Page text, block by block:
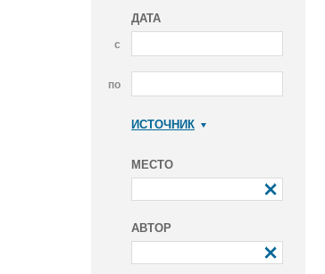
ДАТА
с
по
ИСТОЧНИК
МЕСТО
АВТОР